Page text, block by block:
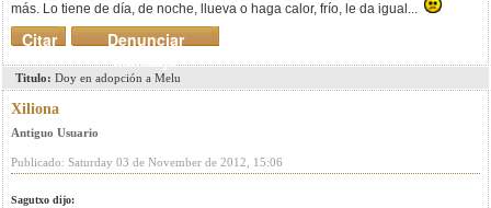
más. Lo tiene de día, de noche, llueva o haga calor, frío, le da igual...
Denunciar
mensaje
Citar
Titulo: Doy en adopción a Melu
Xiliona
Antiguo Usuario
Publicado: Saturday 03 de November de 2012, 15:06
Sagutxo dijo: